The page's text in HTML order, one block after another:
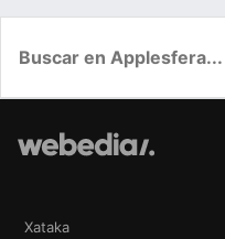
Xataka